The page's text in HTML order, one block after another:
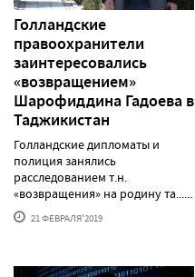
Голландские
правоохранители
заинтересовались
«возвращением»
Шарофиддина Гадоева в
Таджикистан
Голландские дипломаты и
полиция занялись
расследованием т.н.
«возвращения» на родину та......
21 ФЕВРАЛЯ'2019